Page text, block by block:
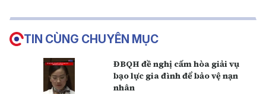
TIN CÙNG CHUYÊN MỤC
ĐBQH đề nghị cấm hòa giải vụ
bạo lực gia đình để bảo vệ nạn
nhân